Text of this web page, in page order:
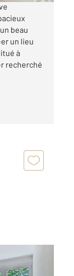
beau
un lieu
à
recherché